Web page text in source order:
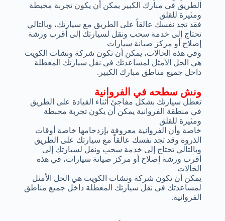
ونش سطحه في الفروانية
تعطل سيارتك بشكل مفاجئ أثناء القيادة على الطريق
في منطقة الفروانية يمكن أن يكون تجربة محبطة
ومثيرة للقلق
خاصة وأن الفروانية معروفة بإزدحامها خاصة أوقات
الذروة وقد تجد نفسك عالقاً مع سيارتك على الطريق
وبالتالي تحتاج إلى خدمة سحب ونقل لسيارتك إلى
أقرب ورشة إصلاح أو مركز صيانة سيارات، في هذه
الحالات
يمكن أن تكون شركة ونشات الكويت هي الحل الأمثل
لمساعدتك في نقل سيارتك المعطلة داخل جميع مناطق
الفروانية.
الطريق في مبارك الكبير يمكن أن يكون تجربة محبطة
ومثيرة للقلق
فقد تجد نفسك عالقاً على الطريق مع سيارتك، وبالتالي
تحتاج إلى خدمة سحب ونقل لسيارتك إلى أقرب ورشة
إصلاح أو مركز صيانة سيارات
وفي هذه الحالات، يمكن أن تكون شركة ونشات الكويت
هي الحل الأمثل لمساعدتك في نقل سيارتك المعطلة
داخل جميع مناطق مبارك الكبير.